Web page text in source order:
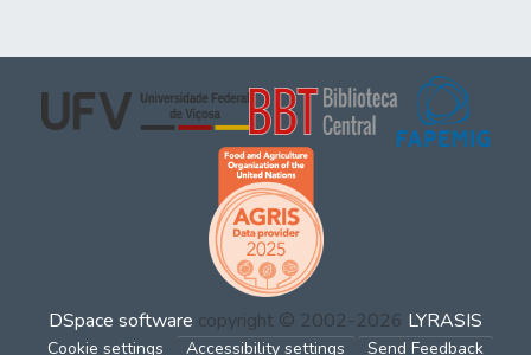
DSpace software copyright © 2002-2026 LYRASIS
Cookie settings Accessibility settings Send Feedback